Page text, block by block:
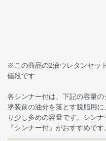
※この商品の2液ウレタンセッ
値段です
各シンナー付は、下記の容量の
塗装前の油分を落とす脱脂用
り少し多めの容量です。シン
『シンナー付』がおすすめです